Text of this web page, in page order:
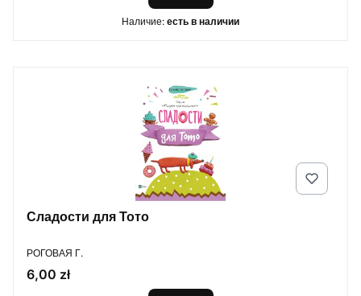
Наличие: есть в наличии
Сладости для Тото
ПРОИЗВОДИТЕЛЬ
РОГОВАЯ Г.
Цена
6,00 zł